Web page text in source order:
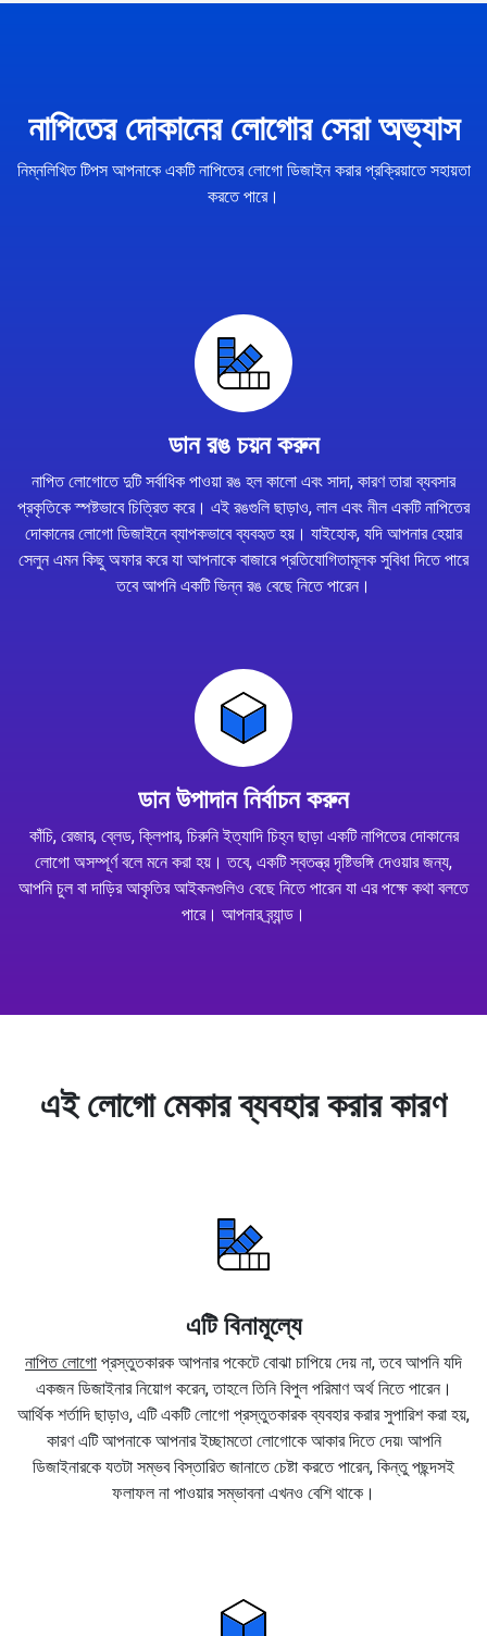
নাপিতের দোকানের লোগোর সেরা অভ্যাস
নিম্নলিখিত টিপস আপনাকে একটি নাপিতের লোগো ডিজাইন করার প্রক্রিয়াতে সহায়তা
করতে পারে।
ডান রঙ চয়ন করুন
নাপিত লোগোতে দুটি সর্বাধিক পাওয়া রঙ হল কালো এবং সাদা, কারণ তারা ব্যবসার
প্রকৃতিকে স্পষ্টভাবে চিত্রিত করে। এই রঙগুলি ছাড়াও, লাল এবং নীল একটি নাপিতের
দোকানের লোগো ডিজাইনে ব্যাপকভাবে ব্যবহৃত হয়। যাইহোক, যদি আপনার হেয়ার
সেলুন এমন কিছু অফার করে যা আপনাকে বাজারে প্রতিযোগিতামূলক সুবিধা দিতে পারে
তবে আপনি একটি ভিন্ন রঙ বেছে নিতে পারেন।
ডান উপাদান নির্বাচন করুন
কাঁচি, রেজার, ব্লেড, ক্লিপার, চিরুনি ইত্যাদি চিহ্ন ছাড়া একটি নাপিতের দোকানের
লোগো অসম্পূর্ণ বলে মনে করা হয়। তবে, একটি স্বতন্ত্র দৃষ্টিভঙ্গি দেওয়ার জন্য,
আপনি চুল বা দাড়ির আকৃতির আইকনগুলিও বেছে নিতে পারেন যা এর পক্ষে কথা বলতে
পারে। আপনার ব্র্যান্ড।
এই লোগো মেকার ব্যবহার করার কারণ
এটি বিনামূল্যে
নাপিত লোগো প্রস্তুতকারক আপনার পকেটে বোঝা চাপিয়ে দেয় না, তবে আপনি যদি
একজন ডিজাইনার নিয়োগ করেন, তাহলে তিনি বিপুল পরিমাণ অর্থ নিতে পারেন।
আর্থিক শর্তাদি ছাড়াও, এটি একটি লোগো প্রস্তুতকারক ব্যবহার করার সুপারিশ করা হয়,
কারণ এটি আপনাকে আপনার ইচ্ছামতো লোগোকে আকার দিতে দেয়৷ আপনি
ডিজাইনারকে যতটা সম্ভব বিস্তারিত জানাতে চেষ্টা করতে পারেন, কিন্তু পছন্দসই
ফলাফল না পাওয়ার সম্ভাবনা এখনও বেশি থাকে।